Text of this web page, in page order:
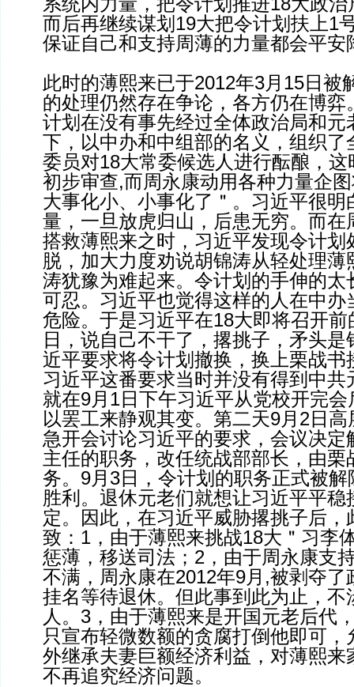
而后再继续谋划19大把令计划扶上1
保证自己和支持周薄的力量都会平安
此时的薄熙来已于2012年3月15日被
的处理仍然存在争论，各方仍在博弈
计划在没有事先经过全体政治局和元
下，以中办和中组部的名义，组织了
委员对18大常委候选人进行酝酿，
初步审查,而周永康动用各种力量企
大事化小、小事化了＂。习近平很明
量，一旦放虎归山，后患无穷。而在
搭救薄熙来之时，习近平发现令计划
脱，加大力度劝说胡锦涛从轻处理薄
涛犹豫为难起来。令计划的手伸的太
可忍。习近平也觉得这样的人在中办
危险。于是习近平在18大即将召开前
日，说自己不干了，撂挑子，矛头是
近平要求将令计划撤换，换上栗战书
习近平这番要求当时并没有得到中共
就在9月1日下午习近平从党校开完
以罢工来静观其变。第二天9月2日
急开会讨论习近平的要求，会议决定
主任的职务，改任统战部部长，由栗
务。9月3日，令计划的职务正式被
胜利。退休元老们就想让习近平平稳
定。因此，在习近平威胁撂挑子后，
致：1，由于薄熙来挑战18大＂习李
惩薄，移送司法；2，由于周永康支
不满，周永康在2012年9月,被剥夺了
挂名等待退休。但此事到此为止，不
人。3，由于薄熙来是开国元老后代
只宣布轻微数额的贪腐打倒他即可，
外继承夫妻巨额经济利益，对薄熙来
不再追究经济问题。